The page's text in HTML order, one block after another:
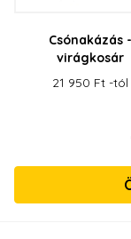
Csónakázás -
virágkosár
21 950 Ft -tól